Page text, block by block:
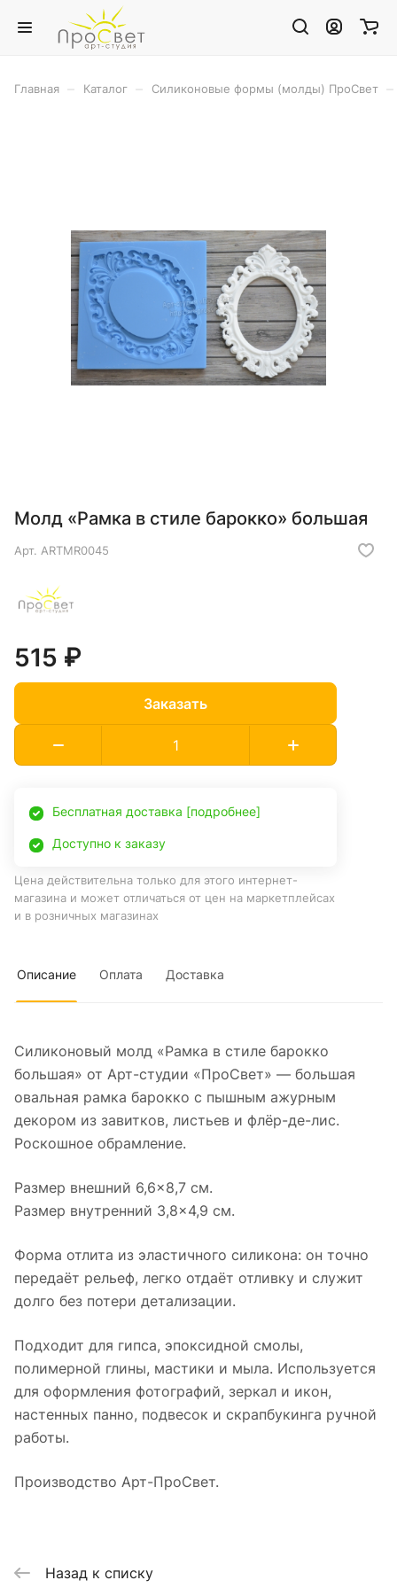
Главная Каталог Силиконовые формы (молды) ПроСвет
Молд «Рамка в стиле барокко» большая
Арт. ARTMR0045
515 ₽
Заказать
Бесплатная доставка [подробнее]
Доступно к заказу
Цена действительна только для этого интернет-
магазина и может отличаться от цен на маркетплейсах
и в розничных магазинах
Описание Оплата Доставка
Силиконовый молд «Рамка в стиле барокко
большая» от Арт-студии «ПроСвет» — большая
овальная рамка барокко с пышным ажурным
декором из завитков, листьев и флёр-де-лис.
Роскошное обрамление.
Размер внешний 6,6×8,7 см.
Размер внутренний 3,8×4,9 см.
Форма отлита из эластичного силикона: он точно
передаёт рельеф, легко отдаёт отливку и служит
долго без потери детализации.
Подходит для гипса, эпоксидной смолы,
полимерной глины, мастики и мыла. Используется
для оформления фотографий, зеркал и икон,
настенных панно, подвесок и скрапбукинга ручной
работы.
Производство Арт-ПроСвет.
Назад к списку